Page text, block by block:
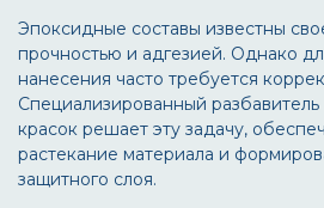
Эпоксидные составы известны
прочностью и адгезией. Однако
нанесения часто требуется
Специализированный
красок решает эту задачу,
растекание материала и
защитного слоя.